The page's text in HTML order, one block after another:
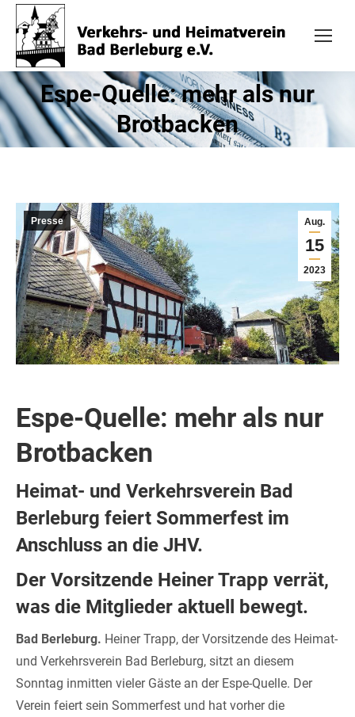
Espe-Quelle: mehr als nur
Brotbacken
Aug.
15
2023
Presse
Espe-Quelle: mehr als nur
Brotbacken
Heimat- und Verkehrsverein Bad
Berleburg feiert Sommerfest im
Anschluss an die JHV.
Der Vorsitzende Heiner Trapp verrät,
was die Mitglieder aktuell bewegt.
Bad Berleburg. Heiner Trapp, der Vorsitzende des Heimat-
und Verkehrsverein Bad Berleburg, sitzt an diesem
Sonntag inmitten vieler Gäste an der Espe-Quelle. Der
Verein feiert sein Sommerfest und hat vorher die